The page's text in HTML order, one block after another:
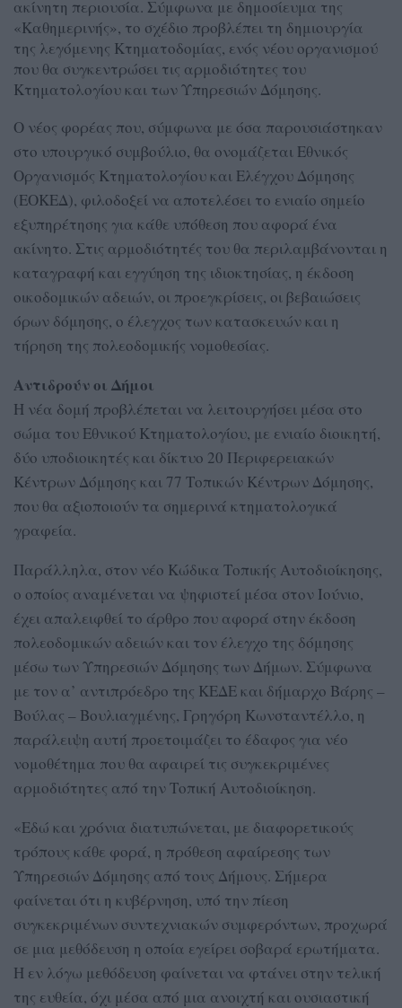
ακίνητη περιουσία. Σύμφωνα με δημοσίευμα της
«Καθημερινής», το σχέδιο προβλέπει τη δημιουργία
της λεγόμενης Κτηματοδομίας, ενός νέου οργανισμού
που θα συγκεντρώσει τις αρμοδιότητες του
Κτηματολογίου και των Υπηρεσιών Δόμησης.
Ο νέος φορέας που, σύμφωνα με όσα παρουσιάστηκαν
στο υπουργικό συμβούλιο, θα ονομάζεται Εθνικός
Οργανισμός Κτηματολογίου και Ελέγχου Δόμησης
(ΕΟΚΕΔ), φιλοδοξεί να αποτελέσει το ενιαίο σημείο
εξυπηρέτησης για κάθε υπόθεση που αφορά ένα
ακίνητο. Στις αρμοδιότητές του θα περιλαμβάνονται η
καταγραφή και εγγύηση της ιδιοκτησίας, η έκδοση
οικοδομικών αδειών, οι προεγκρίσεις, οι βεβαιώσεις
όρων δόμησης, ο έλεγχος των κατασκευών και η
τήρηση της πολεοδομικής νομοθεσίας.
Αντιδρούν οι Δήμοι
Η νέα δομή προβλέπεται να λειτουργήσει μέσα στο
σώμα του Εθνικού Κτηματολογίου, με ενιαίο διοικητή,
δύο υποδιοικητές και δίκτυο 20 Περιφερειακών
Κέντρων Δόμησης και 77 Τοπικών Κέντρων Δόμησης,
που θα αξιοποιούν τα σημερινά κτηματολογικά
γραφεία.
Παράλληλα, στον νέο Κώδικα Τοπικής Αυτοδιοίκησης,
ο οποίος αναμένεται να ψηφιστεί μέσα στον Ιούνιο,
έχει απαλειφθεί το άρθρο που αφορά στην έκδοση
πολεοδομικών αδειών και τον έλεγχο της δόμησης
μέσω των Υπηρεσιών Δόμησης των Δήμων. Σύμφωνα
με τον α’ αντιπρόεδρο της ΚΕΔΕ και δήμαρχο Βάρης –
Βούλας – Βουλιαγμένης, Γρηγόρη Κωνσταντέλλο, η
παράλειψη αυτή προετοιμάζει το έδαφος για νέο
νομοθέτημα που θα αφαιρεί τις συγκεκριμένες
αρμοδιότητες από την Τοπική Αυτοδιοίκηση.
«Εδώ και χρόνια διατυπώνεται, με διαφορετικούς
τρόπους κάθε φορά, η πρόθεση αφαίρεσης των
Υπηρεσιών Δόμησης από τους Δήμους. Σήμερα
φαίνεται ότι η κυβέρνηση, υπό την πίεση
συγκεκριμένων συντεχνιακών συμφερόντων, προχωρά
σε μια μεθόδευση η οποία εγείρει σοβαρά ερωτήματα.
Η εν λόγω μεθόδευση φαίνεται να φτάνει στην τελική
της ευθεία, όχι μέσα από μια ανοιχτή και ουσιαστική